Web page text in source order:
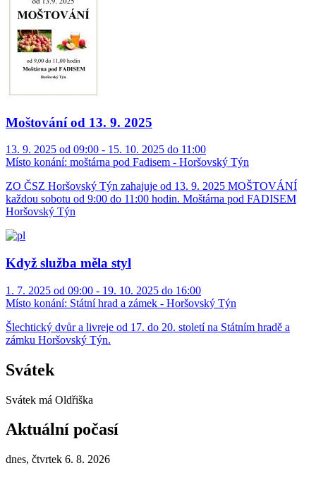
Moštování od 13. 9. 2025
13. 9. 2025 od 09:00 - 15. 10. 2025 do 11:00
Místo konání: moštárna pod Fadisem - Horšovský Týn
ZO ČSZ Horšovský Týn zahajuje od 13. 9. 2025 MOŠTOVÁNÍ
každou sobotu od 9:00 do 11:00 hodin. Moštárna pod FADISEM
Horšovský Týn
Když služba měla styl
1. 7. 2025 od 09:00 - 19. 10. 2025 do 16:00
Místo konání: Státní hrad a zámek - Horšovský Týn
Šlechtický dvůr a livreje od 17. do 20. století na Státním hradě a
zámku Horšovský Týn.
Svátek
Svátek má Oldřiška
Aktuální počasí
dnes, čtvrtek 6. 8. 2026